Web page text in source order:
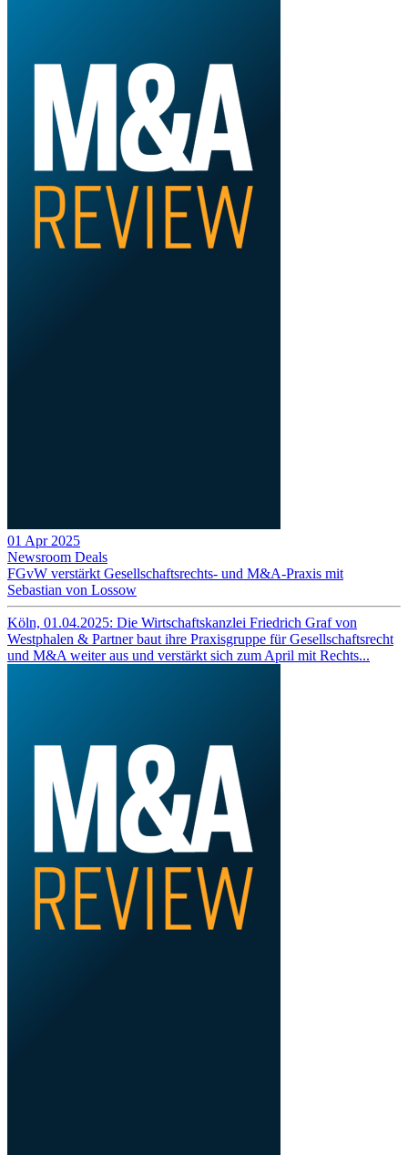
01 Apr 2025
Newsroom Deals
FGvW verstärkt Gesellschaftsrechts- und M&A-Praxis mit
Sebastian von Lossow
Köln, 01.04.2025: Die Wirtschaftskanzlei Friedrich Graf von
Westphalen & Partner baut ihre Praxisgruppe für Gesellschaftsrecht
und M&A weiter aus und verstärkt sich zum April mit Rechts...